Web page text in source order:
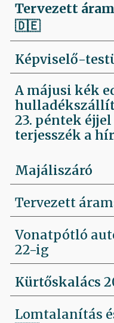
Tervezett
🇩🇪
Képviselő-
A májusi kék
23. péntek
terjesszék a
Majáliszáró
Tervezett
Vonatpótló
22-ig
Kürtőskalács
Lomtalanítás